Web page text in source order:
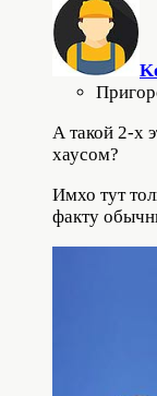
А такой 2-х
хаусом?
Имхо тут
факту